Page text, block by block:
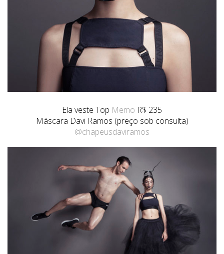
Ela veste Top Memo R$ 235
Máscara Davi Ramos (preço sob consulta)
@chapeusdaviramos